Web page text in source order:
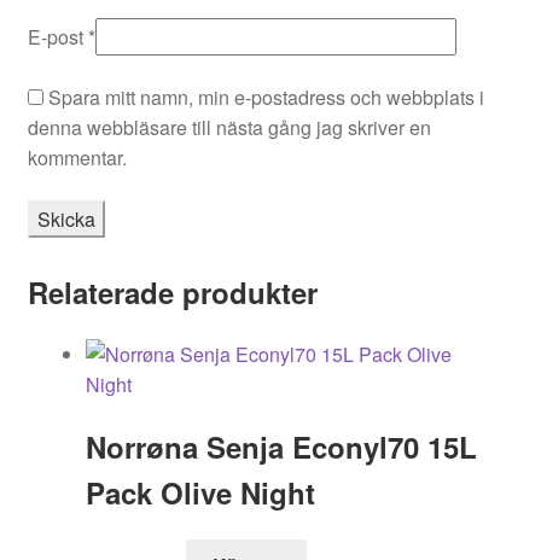
E-post *
Spara mitt namn, min e-postadress och webbplats i
denna webbläsare till nästa gång jag skriver en
kommentar.
Relaterade produkter
Norrøna Senja Econyl70 15L
Pack Olive Night